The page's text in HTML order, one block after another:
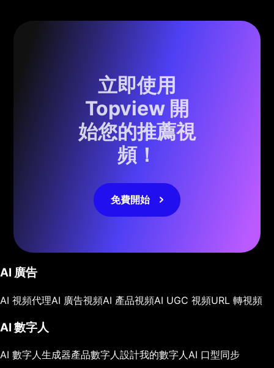
立即使用
Topview 開
始您的推薦視
頻！
免費開始
AI 廣告
AI 視頻代理AI 廣告視頻AI 產品視頻AI UGC 視頻URL 轉視頻
AI 數字人
AI 數字人生成器產品數字人設計我的數字人AI 口型同步